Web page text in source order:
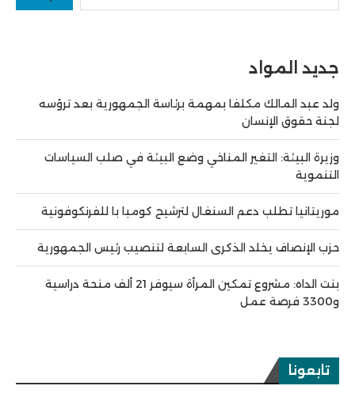
جديد المواد
ولد عبد المالك مكلفا بمهمة برئاسة الجمهورية بعد ترؤسه
لجنة حقوق الإنسان
وزيرة البيئة: التغير المناخي وضع البيئة في صلب السياسات
التنموية
موريتانيا تطلب دعم السنغال لترشيح كومبا با للفرنكوفونية
حزب الإنصاف يخلد الذكرى السابعة لتنصيب رئيس الجمهورية
بنت الداه: مشروع تمكين المرأة سيوفر 21 ألف منحة دراسية
و3300 فرصة عمل
تابعونا